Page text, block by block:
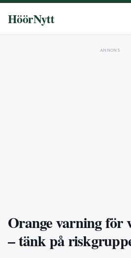
HöörNytt
ANNONS
Orange varning för
– tänk på